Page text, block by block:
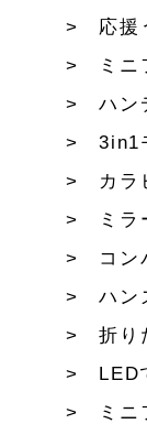
応援
ミニ
ハン
3in1
カラ
ミラ
コン
ハン
折り
LED
ミ